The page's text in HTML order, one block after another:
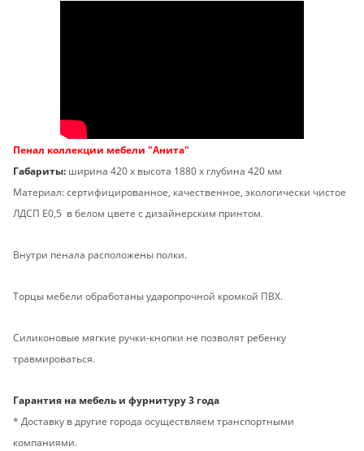
Пенал коллекции мебели "Анита"
Габариты: ширина 420 х высота 1880 х глубина 420 мм
Материал: сертифицированное, качественное, экологически чистое
ЛДСП Е0,5 в белом цвете с дизайнерским принтом.
Внутри пенала расположены полки.
Торцы мебели обработаны ударопрочной кромкой ПВХ.
Силиконовые мягкие ручки-кнопки не позволят ребенку
травмироваться.
Гарантия на мебель и фурнитуру 3 года
* Доставку в другие города осуществляем транспортными
компаниями.